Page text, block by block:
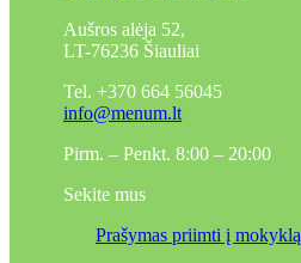
Aušros alėja 52,
LT-76236 Šiauliai
Tel. +370 664 56045
info@menum.lt
Pirm. – Penkt. 8:00 – 20:00
Sekite mus
Prašymas priimti į mokyklą